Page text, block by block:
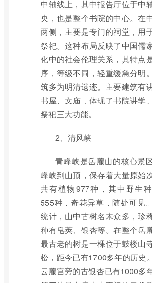
中轴线上，其中报告厅位于中
央，也是整个书院的中心。在
两侧，主要是专门的祠堂，用
祭祀。这种布局反映了中国儒
化中的社会伦理关系，其特点
序，等级不同，轻重缓急分明
筑多为明清遗迹。主要建筑有
书屋、文庙，体现了书院讲学、
祭祀三大功能。
2、清风峡
青峰峡是岳麓山的核心景
峰峡到山顶，保存着大量原始
共有植物977种，其中野生
555种，奇花异草，随处可见
统计，山中古树名木众多，珍
种有皂荚、银杏等。在整个岳
最古老的树是一棵位于鼓楼山
松，距今已有1700多年的历史
云麓宫旁的古银杏已有1000多